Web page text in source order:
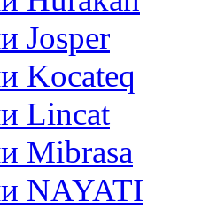
Josper
Kocateq
Lincat
Mibrasa
NAYATI